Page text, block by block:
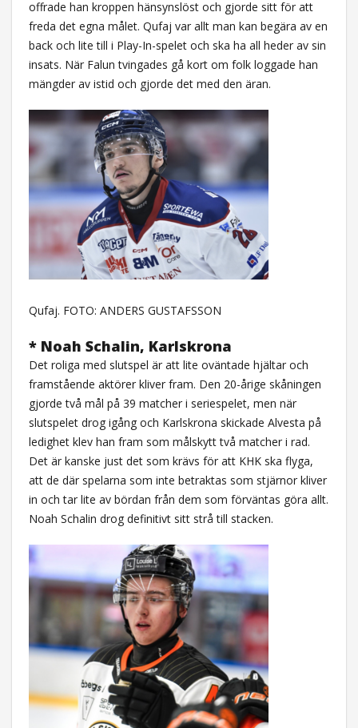
offrade han kroppen hänsynslöst och gjorde sitt för att
freda det egna målet. Qufaj var allt man kan begära av en
back och lite till i Play-In-spelet och ska ha all heder av sin
insats. När Falun tvingades gå kort om folk loggade han
mängder av istid och gjorde det med den äran.
Qufaj. FOTO: ANDERS GUSTAFSSON
* Noah Schalin, Karlskrona
Det roliga med slutspel är att lite oväntade hjältar och
framstående aktörer kliver fram. Den 20-årige skåningen
gjorde två mål på 39 matcher i seriespelet, men när
slutspelet drog igång och Karlskrona skickade Alvesta på
ledighet klev han fram som målskytt två matcher i rad.
Det är kanske just det som krävs för att KHK ska flyga,
att de där spelarna som inte betraktas som stjärnor kliver
in och tar lite av bördan från dem som förväntas göra allt.
Noah Schalin drog definitivt sitt strå till stacken.